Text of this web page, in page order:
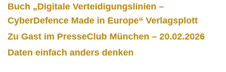
Buch „Digitale Verteidigungslinien –
CyberDefence Made in Europe“ Verlagsplott
Zu Gast im PresseClub München – 20.02.2026
Daten einfach anders denken